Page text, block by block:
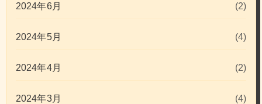
2024年6月 (2)
2024年5月 (4)
2024年4月 (2)
2024年3月 (4)